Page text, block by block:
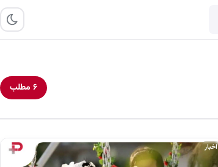
۶ مطلب
اخبار